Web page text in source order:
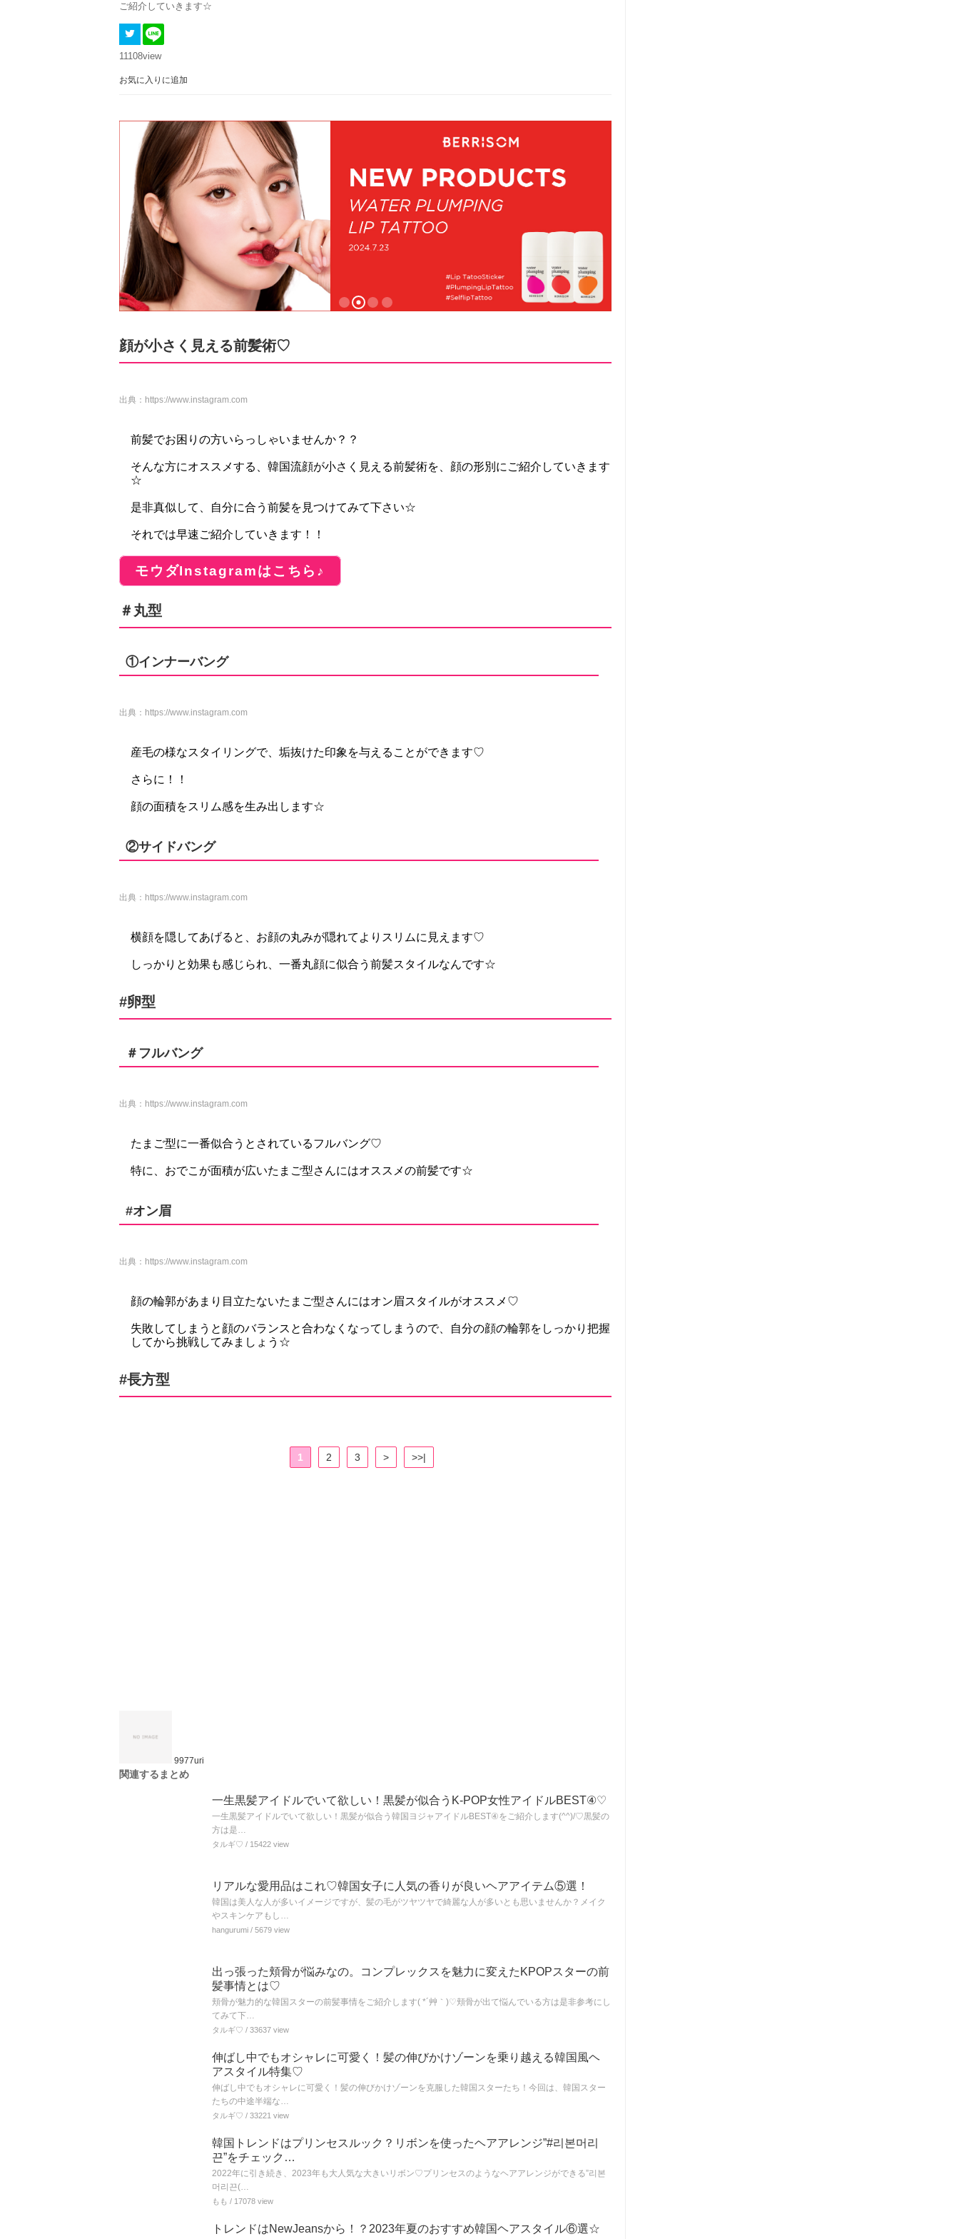
ご紹介していきます☆
11108view
お気に入りに追加
顔が小さく見える前髪術♡
出典： https://www.instagram.com
前髪でお困りの方いらっしゃいませんか？？
そんな方にオススメする、韓国流顔が小さく見える前髪術を、顔の形別にご紹介していきます
☆
是非真似して、自分に合う前髪を見つけてみて下さい☆
それでは早速ご紹介していきます！！
モウダInstagramはこちら♪
＃丸型
①インナーバング
出典： https://www.instagram.com
産毛の様なスタイリングで、垢抜けた印象を与えることができます♡
さらに！！
顔の面積をスリム感を生み出します☆
②サイドバング
出典： https://www.instagram.com
横顔を隠してあげると、お顔の丸みが隠れてよりスリムに見えます♡
しっかりと効果も感じられ、一番丸顔に似合う前髪スタイルなんです☆
#卵型
＃フルバング
出典： https://www.instagram.com
たまご型に一番似合うとされているフルバング♡
特に、おでこが面積が広いたまご型さんにはオススメの前髪です☆
#オン眉
出典： https://www.instagram.com
顔の輪郭があまり目立たないたまご型さんにはオン眉スタイルがオススメ♡
失敗してしまうと顔のバランスと合わなくなってしまうので、自分の顔の輪郭をしっかり把握
してから挑戦してみましょう☆
#長方型
1 2 3 > >>|
9977uri
関連するまとめ
一生黒髪アイドルでいて欲しい！黒髪が似合うK-POP女性アイドルBEST④♡
一生黒髪アイドルでいて欲しい！黒髪が似合う韓国ヨジャアイドルBEST④をご紹介します(^^)/♡黒髪の
方は是…
タルギ♡ / 15422 view
リアルな愛用品はこれ♡韓国女子に人気の香りが良いヘアアイテム⑤選！
韓国は美人な人が多いイメージですが、髪の毛がツヤツヤで綺麗な人が多いとも思いませんか？メイク
やスキンケアもし…
hangurumi / 5679 view
出っ張った頬骨が悩みなの。コンプレックスを魅力に変えたKPOPスターの前
髪事情とは♡
頬骨が魅力的な韓国スターの前髪事情をご紹介します( *´艸｀)♡頬骨が出て悩んでいる方は是非参考にし
てみて下…
タルギ♡ / 33637 view
伸ばし中でもオシャレに可愛く！髪の伸びかけゾーンを乗り越える韓国風ヘ
アスタイル特集♡
伸ばし中でもオシャレに可愛く！髪の伸びかけゾーンを克服した韓国スターたち！今回は、韓国スター
たちの中途半端な…
タルギ♡ / 33221 view
韓国トレンドはプリンセスルック？リボンを使ったヘアアレンジ”#리본머리
끈”をチェック…
2022年に引き続き、2023年も大人気な大きいリボン♡プリンセスのようなヘアアレンジができる”리본
머리끈(…
もも / 17078 view
トレンドはNewJeansから！？2023年夏のおすすめ韓国ヘアスタイル⑥選☆